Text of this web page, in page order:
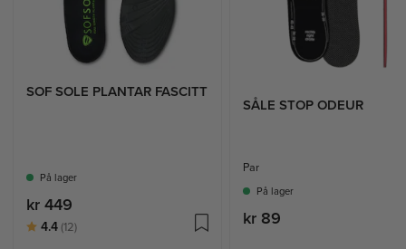
SOF SOLE PLANTAR FASCITT​
På lager
kr 449
Karakter:
4.4(12)av 5 mulige
SÅLE STOP ODEUR
Par
På lager
kr 89